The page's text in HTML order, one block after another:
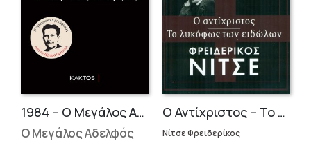
1984 – Ο Μεγάλος Αδελφός
Ο Μεγάλος Αδελφός
Ο Αντίχριστος – Το λυκόφως των ειδώλων
Νίτσε Φρειδερίκος